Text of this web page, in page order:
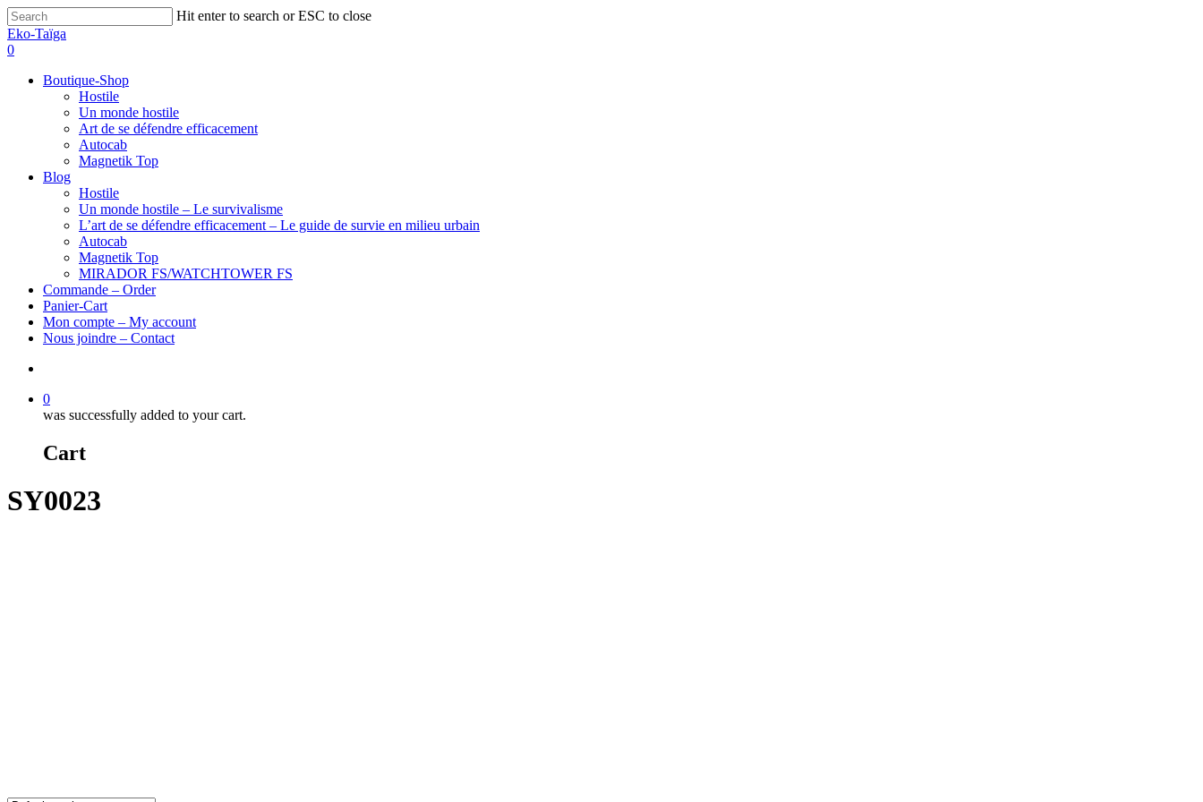
Hit enter to search or ESC to close
Eko-Taïga
0
Boutique-Shop
Hostile
Un monde hostile
Art de se défendre efficacement
Autocab
Magnetik Top
Blog
Hostile
Un monde hostile – Le survivalisme
L’art de se défendre efficacement – Le guide de survie en milieu urbain
Autocab
Magnetik Top
MIRADOR FS/WATCHTOWER FS
Commande – Order
Panier-Cart
Mon compte – My account
Nous joindre – Contact
0
was successfully added to your cart.
Cart
SY0023